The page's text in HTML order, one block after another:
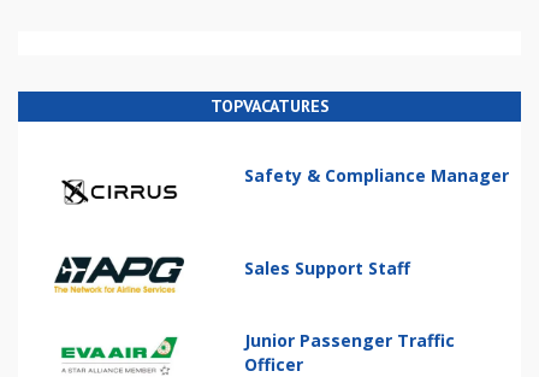
TOPVACATURES
Safety & Compliance Manager
Sales Support Staff
Junior Passenger Traffic
Officer